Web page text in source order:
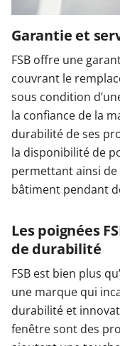
Garantie et
FSB offre une
couvrant le
sous condition
la confiance de la
durabilité de ses
la disponibilité de
permettant ainsi de
bâtiment pendant
Les poignées
de durabilité
FSB est bien plus
une marque qui
durabilité et
fenêtre sont des